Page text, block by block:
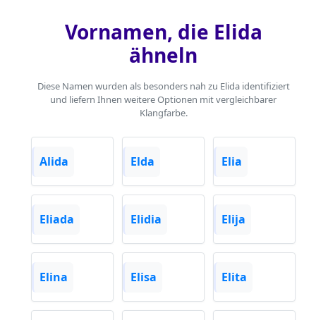
Vornamen, die Elida
ähneln
Diese Namen wurden als besonders nah zu Elida identifiziert
und liefern Ihnen weitere Optionen mit vergleichbarer
Klangfarbe.
Alida Elda Elia
Eliada Elidia Elija
Elina Elisa Elita